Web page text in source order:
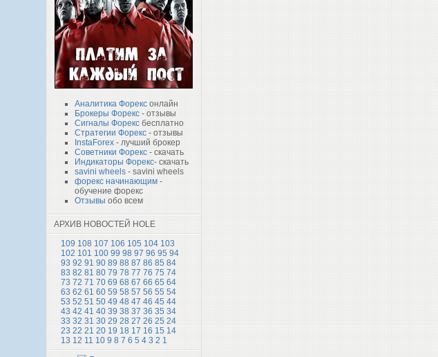
Аналитика Форекс онлайн
Брокеры Форекс - отзывы
Сигналы Форекс бесплатно
Стратегии Форекс - отзывы
InstaForex - лучший брокер
Советники Форекс - скачать
Индикаторы Форекс- скачать
savini wheels - savini wheels
форекс начинающим -
обучение форекс
Отзывы обо всем
АРХИВ НОВОСТЕЙ HOLE
109 108 107 106 105 104 103
102 101 100 99 98 97 96 95 94
93 92 91 90 89 88 87 86 85 84
83 82 81 80 79 78 77 76 75 74
73 72 71 70 69 68 67 66 65 64
63 62 61 60 59 58 57 56 55 54
53 52 51 50 49 48 47 46 45 44
43 42 41 40 39 38 37 36 35 34
33 32 31 30 29 28 27 26 25 24
23 22 21 20 19 18 17 16 15 14
13 12 11 10 9 8 7 6 5 4 3 2 1